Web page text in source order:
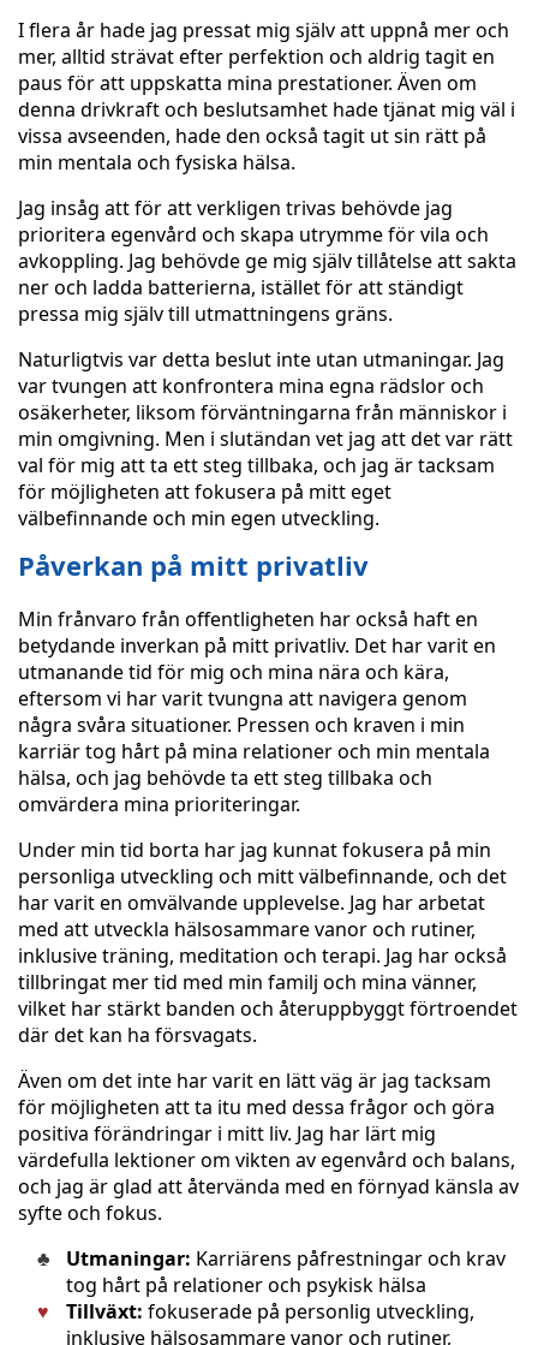
I flera år hade jag pressat mig själv att uppnå mer och
mer, alltid strävat efter perfektion och aldrig tagit en
paus för att uppskatta mina prestationer. Även om
denna drivkraft och beslutsamhet hade tjänat mig väl i
vissa avseenden, hade den också tagit ut sin rätt på
min mentala och fysiska hälsa.
Jag insåg att för att verkligen trivas behövde jag
prioritera egenvård och skapa utrymme för vila och
avkoppling. Jag behövde ge mig själv tillåtelse att sakta
ner och ladda batterierna, istället för att ständigt
pressa mig själv till utmattningens gräns.
Naturligtvis var detta beslut inte utan utmaningar. Jag
var tvungen att konfrontera mina egna rädslor och
osäkerheter, liksom förväntningarna från människor i
min omgivning. Men i slutändan vet jag att det var rätt
val för mig att ta ett steg tillbaka, och jag är tacksam
för möjligheten att fokusera på mitt eget
välbefinnande och min egen utveckling.
Påverkan på mitt privatliv
Min frånvaro från offentligheten har också haft en
betydande inverkan på mitt privatliv. Det har varit en
utmanande tid för mig och mina nära och kära,
eftersom vi har varit tvungna att navigera genom
några svåra situationer. Pressen och kraven i min
karriär tog hårt på mina relationer och min mentala
hälsa, och jag behövde ta ett steg tillbaka och
omvärdera mina prioriteringar.
Under min tid borta har jag kunnat fokusera på min
personliga utveckling och mitt välbefinnande, och det
har varit en omvälvande upplevelse. Jag har arbetat
med att utveckla hälsosammare vanor och rutiner,
inklusive träning, meditation och terapi. Jag har också
tillbringat mer tid med min familj och mina vänner,
vilket har stärkt banden och återuppbyggt förtroendet
där det kan ha försvagats.
Även om det inte har varit en lätt väg är jag tacksam
för möjligheten att ta itu med dessa frågor och göra
positiva förändringar i mitt liv. Jag har lärt mig
värdefulla lektioner om vikten av egenvård och balans,
och jag är glad att återvända med en förnyad känsla av
syfte och fokus.
Utmaningar: Karriärens påfrestningar och krav
tog hårt på relationer och psykisk hälsa
Tillväxt: fokuserade på personlig utveckling,
inklusive hälsosammare vanor och rutiner,